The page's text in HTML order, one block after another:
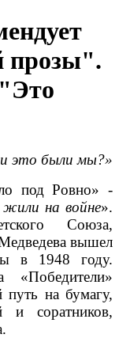
прозы".
это были мы?»
под Ровно» -
на войне».
Союза,
вышел
в 1948 году.
«Победители»
путь на бумагу,
и соратников,